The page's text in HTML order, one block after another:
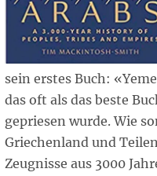
sein erstes Buch:
das oft als das beste
gepriesen wurde. Wie
Griechenland und
Zeugnisse aus 3000